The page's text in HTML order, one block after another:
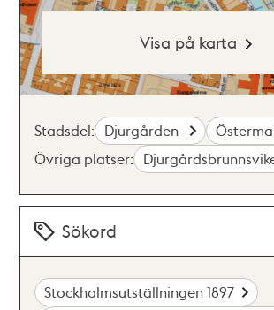
Visa på karta
Stadsdel: Djurgården
Övriga platser:
Sökord
Stockholmsutställningen 1897